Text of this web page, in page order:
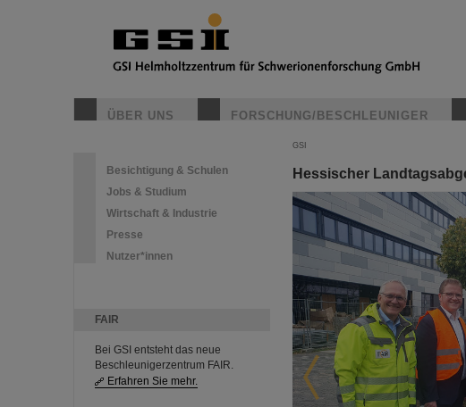
ÜBER UNS FORSCHUNG/BESCHLEUNIGER
Besichtigung & Schulen
Jobs & Studium
Wirtschaft & Industrie
Presse
Nutzer*innen
FAIR
Bei GSI entsteht das neue
Beschleunigerzentrum FAIR.
Erfahren Sie mehr.
GSI
Hessischer